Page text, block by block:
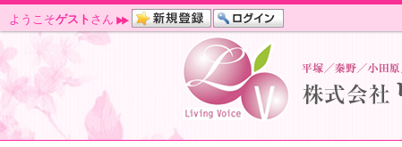
ようこそゲスト さん